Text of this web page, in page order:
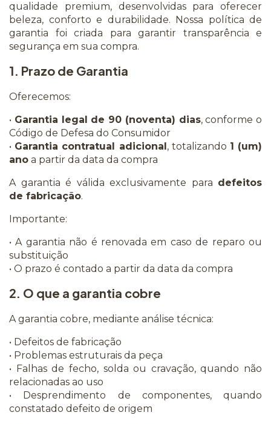
qualidade premium, desenvolvidas para oferecer
beleza, conforto e durabilidade. Nossa política de
garantia foi criada para garantir transparência e
segurança em sua compra.
1. Prazo de Garantia
Oferecemos:
• Garantia legal de 90 (noventa) dias, conforme o
Código de Defesa do Consumidor
• Garantia contratual adicional, totalizando 1 (um)
ano a partir da data da compra
A garantia é válida exclusivamente para defeitos
de fabricação.
Importante:
• A garantia não é renovada em caso de reparo ou
substituição
• O prazo é contado a partir da data da compra
2. O que a garantia cobre
A garantia cobre, mediante análise técnica:
• Defeitos de fabricação
• Problemas estruturais da peça
• Falhas de fecho, solda ou cravação, quando não
relacionadas ao uso
• Desprendimento de componentes, quando
constatado defeito de origem